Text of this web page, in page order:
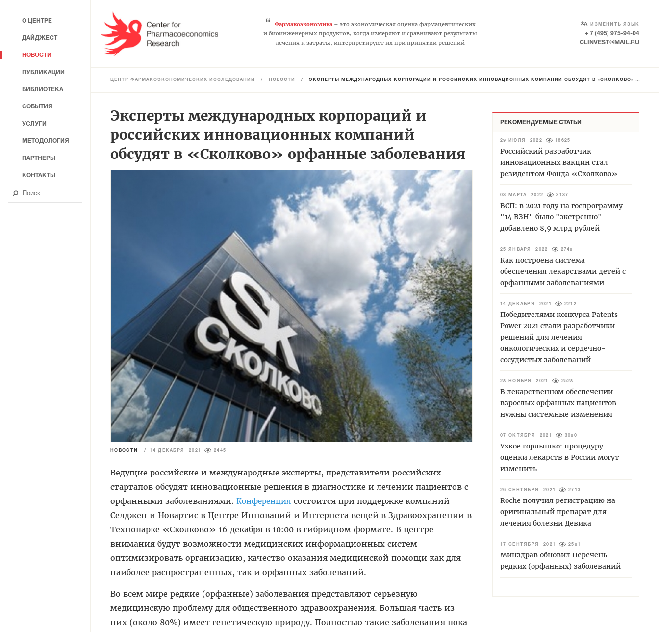
“ Фармакоэкономика– это экономическая оценка фармацевтических
и биоинженерных продуктов, когда измеряют и сравнивают результаты
лечения и затраты, интерпретируют их при принятии решений
ИЗМЕНИТЬ ЯЗЫК
SELECT LANGUAGE
+ 7 (495) 975-94-04
CLINVEST@MAIL.RU
ЦЕНТР ФАРМАКОЭКОНОМИЧЕСКИХ ИССЛЕДОВАНИЙ / НОВОСТИ / ЭКСПЕРТЫ МЕЖДУНАРОДНЫХ КОРПОРАЦИЙ И РОССИЙСКИХ ИННОВАЦИОННЫХ КОМПАНИЙ ОБСУДЯТ В «СКОЛКОВО» ОРФАННЫЕ ЗАБОЛЕВАНИЯ
Эксперты международных корпораций и
российских инновационных компаний
обсудят в «Сколково» орфанные заболевания
НОВОСТИ / 14 ДЕКАБРЯ 2021 2445
Ведущие российские и международные эксперты, представители российских
стартапов обсудят инновационные решения в диагностике и лечении пациентов с
орфанными заболеваниями. Конференция состоится при поддержке компаний
Селджен и Новартис в Центре Инноваций и Интернета вещей в Здравоохранении в
Технопарке «Сколково» 16 декабря в 10:00 в гибридном формате. В центре
внимания будут возможности медицинских информационных систем
оптимизировать организацию, качество оказания медицинской помощи как для
наиболее распространенных, так и орфанных заболеваний.
Во всем мире редкие (орфанные) заболевания представляют серьезную
медицинскую проблему для общественного здравоохранения. Большая часть из
них (около 80%) имеет генетическую природу. Полностью такие заболевания пока
РЕКОМЕНДУЕМЫЕ СТАТЬИ
29 ИЮЛЯ 2022 16625
Российский разработчик
инновационных вакцин стал
резидентом Фонда «Сколково»
03 МАРТА 2022 3137
ВСП: в 2021 году на госпрограмму
"14 ВЗН" было "экстренно"
добавлено 8,9 млрд рублей
25 ЯНВАРЯ 2022 2748
Как построена система
обеспечения лекарствами детей с
орфанными заболеваниями
14 ДЕКАБРЯ 2021 2212
Победителями конкурса Patents
Power 2021 стали разработчики
решений для лечения
онкологических и сердечно-
сосудистых заболеваний
28 НОЯБРЯ 2021 2528
В лекарственном обеспечении
взрослых орфанных пациентов
нужны системные изменения
07 ОКТЯБРЯ 2021 3080
Узкое горлышко: процедуру
оценки лекарств в России могут
изменить
26 СЕНТЯБРЯ 2021 2713
Roche получил регистрацию на
оригинальный препарат для
лечения болезни Девика
17 СЕНТЯБРЯ 2021 2581
Минздрав обновил Перечень
редких (орфанных) заболеваний
О ЦЕНТРЕ
ДАЙДЖЕСТ
НОВОСТИ
ПУБЛИКАЦИИ
БИБЛИОТЕКА
СОБЫТИЯ
УСЛУГИ
МЕТОДОЛОГИЯ
ПАРТНЕРЫ
КОНТАКТЫ